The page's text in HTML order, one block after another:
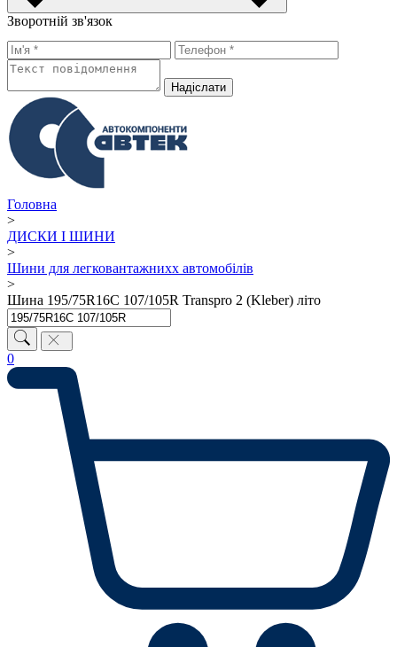
Зворотній зв'язок
Надiслати
Головна
>
ДИСКИ І ШИНИ
>
Шини для легковантажнихх автомобілів
>
Шина 195/75R16C 107/105R Transpro 2 (Kleber) літо
0